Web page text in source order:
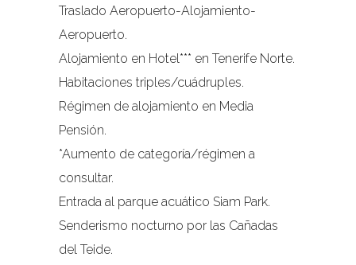
Traslado Aeropuerto-Alojamiento-
Aeropuerto.
Alojamiento en Hotel*** en Tenerife Norte.
Habitaciones triples/cuádruples.
Régimen de alojamiento en Media
Pensión.
*Aumento de categoría/régimen a
consultar.
Entrada al parque acuático Siam Park.
Senderismo nocturno por las Cañadas
del Teide.